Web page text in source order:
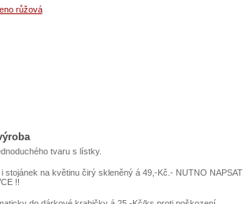
tvaru s lístky.
stojánek na květinu čirý skleněný á 49,-Kč.- NUTNO NAPSAT
!!